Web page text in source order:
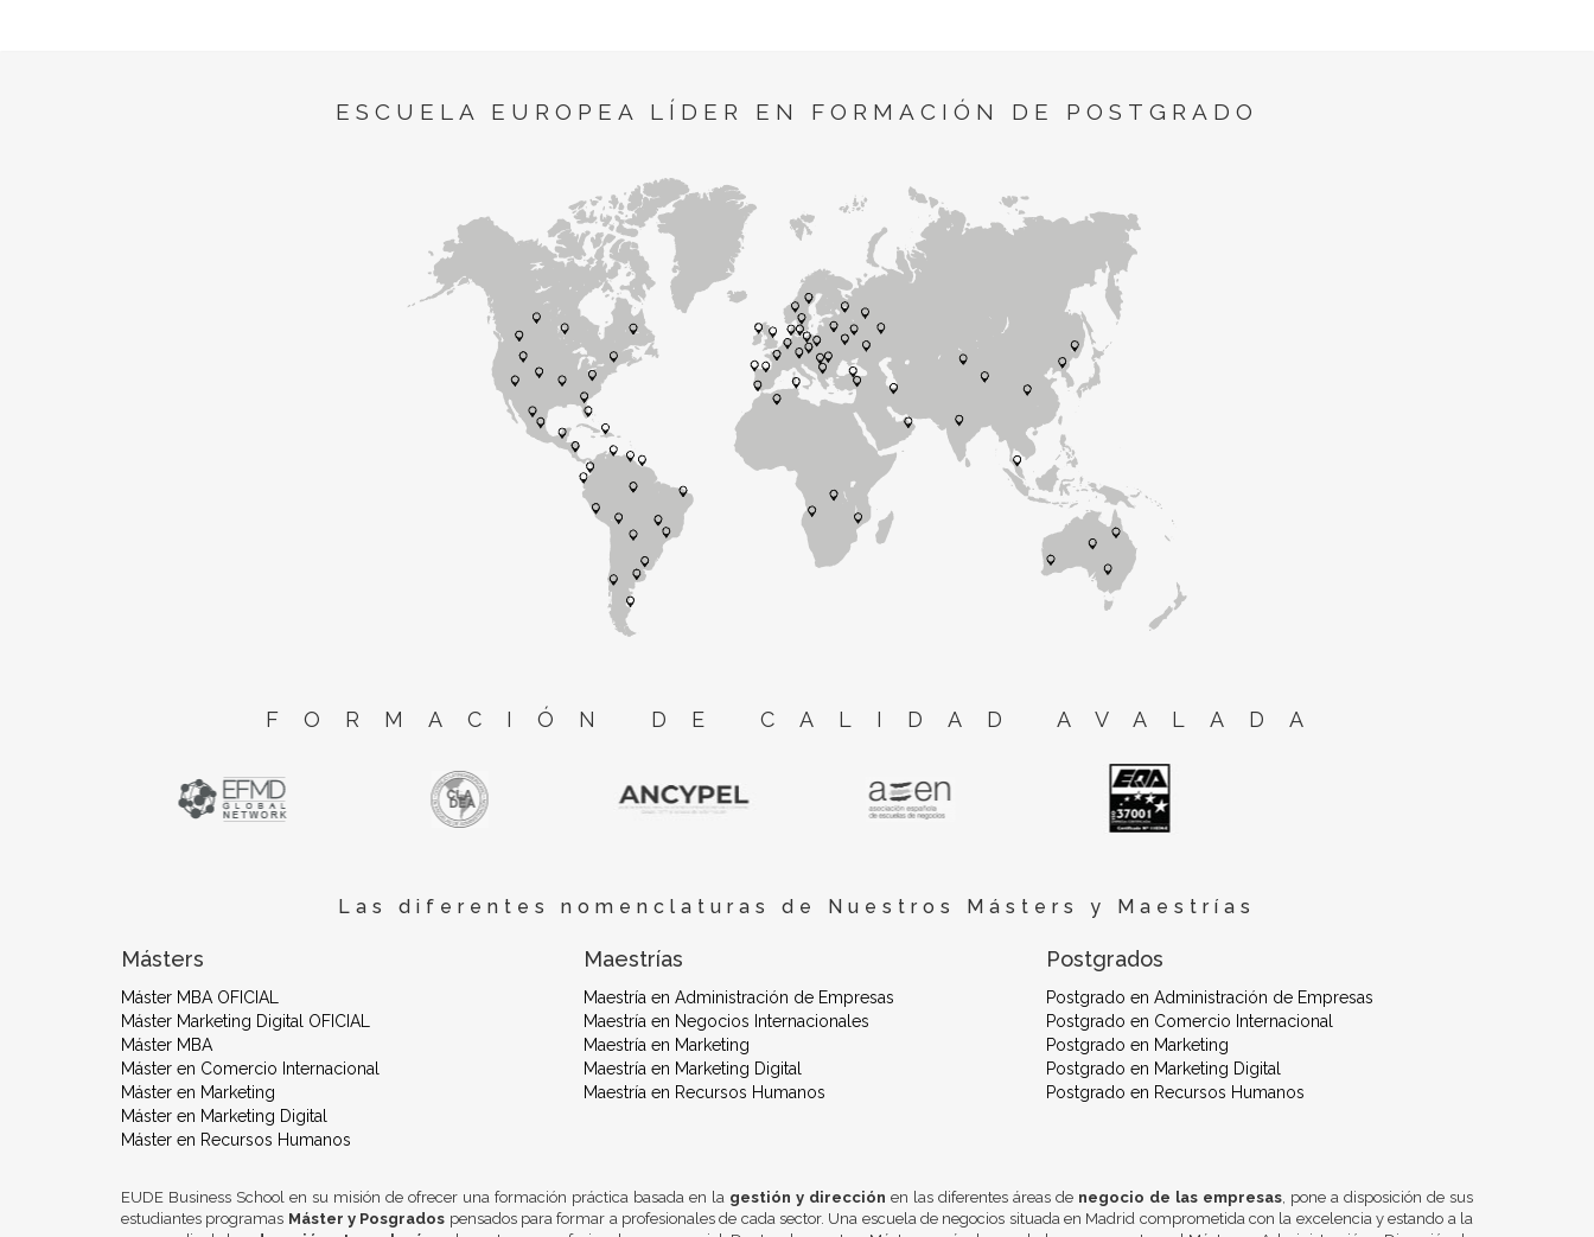
ESCUELA EUROPEA LÍDER EN FORMACIÓN DE POSTGRADO
FORMACIÓN DE CALIDAD AVALADA
Las diferentes nomenclaturas de Nuestros Másters y Maestrías
Másters
Máster MBA OFICIAL
Máster Marketing Digital OFICIAL
Máster MBA
Máster en Comercio Internacional
Máster en Marketing
Máster en Marketing Digital
Máster en Recursos Humanos
Maestrías
Maestría en Administración de Empresas
Maestría en Negocios Internacionales
Maestría en Marketing
Maestría en Marketing Digital
Maestría en Recursos Humanos
Postgrados
Postgrado en Administración de Empresas
Postgrado en Comercio Internacional
Postgrado en Marketing
Postgrado en Marketing Digital
Postgrado en Recursos Humanos
EUDE Business School en su misión de ofrecer una formación práctica basada en la gestión y dirección en las diferentes áreas de negocio de las empresas, pone a disposición de sus
estudiantes programas Máster y Posgrados pensados para formar a profesionales de cada sector. Una escuela de negocios situada en Madrid comprometida con la excelencia y estando a la